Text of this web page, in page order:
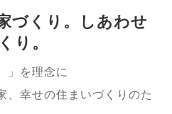
づくり。しあわせ
り。
」を理念に
、幸せの住まいづくりのた